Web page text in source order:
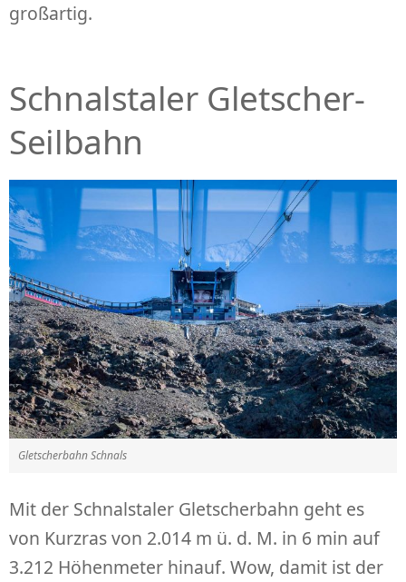
großartig.
Schnalstaler Gletscher-
Seilbahn
Gletscherbahn Schnals
Mit der Schnalstaler Gletscherbahn geht es
von Kurzras von 2.014 m ü. d. M. in 6 min auf
3.212 Höhenmeter hinauf. Wow, damit ist der